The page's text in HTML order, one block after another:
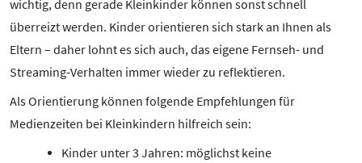
wichtig, denn gerade Kleinkinder können sonst schnell
überreizt werden. Kinder orientieren sich stark an Ihnen als
Eltern – daher lohnt es sich auch, das eigene Fernseh- und
Streaming-Verhalten immer wieder zu reflektieren.
Als Orientierung können folgende Empfehlungen für
Medienzeiten bei Kleinkindern hilfreich sein:
Kinder unter 3 Jahren: möglichst keine